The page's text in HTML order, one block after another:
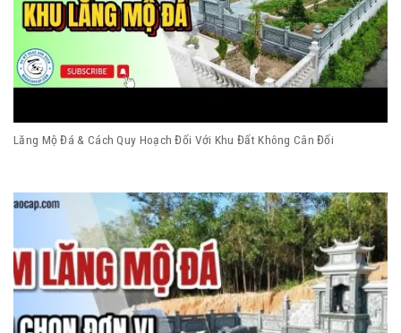
Lăng Mộ Đá & Cách Quy Hoạch Đối Với Khu Đất Không Cân Đối